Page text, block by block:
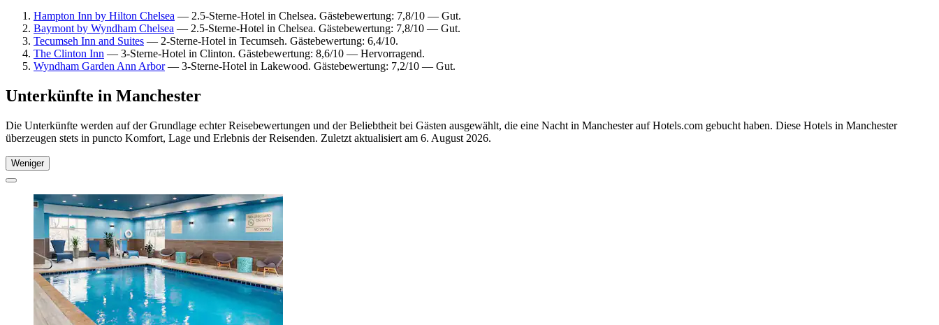
Hampton Inn by Hilton Chelsea — 2.5-Sterne-Hotel in Chelsea. Gästebewertung: 7,8/10 — Gut.
Baymont by Wyndham Chelsea — 2.5-Sterne-Hotel in Chelsea. Gästebewertung: 7,8/10 — Gut.
Tecumseh Inn and Suites — 2-Sterne-Hotel in Tecumseh. Gästebewertung: 6,4/10.
The Clinton Inn — 3-Sterne-Hotel in Clinton. Gästebewertung: 8,6/10 — Hervorragend.
Wyndham Garden Ann Arbor— 3-Sterne-Hotel in Lakewood. Gästebewertung: 7,2/10 — Gut.
Unterkünfte in Manchester
Die Unterkünfte werden auf der Grundlage echter Reisebewertungen und der Beliebtheit bei Gästen ausgewählt, die eine Nacht in Manchester auf Hotels.com gebucht haben. Diese Hotels in Manchester
überzeugen stets in puncto Komfort, Lage und Erlebnis der Reisenden. Zuletzt aktualisiert am 6. August 2026.
Weniger